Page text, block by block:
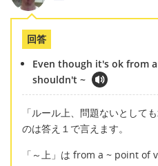
回答
Even though it's ok from
shouldn't ~
「ルール上、問題ないとして
のは答え１で言えます。
「～上」は from a ~ point of